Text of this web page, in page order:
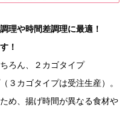
理や時間差調理に最適！
！
ろん、２カゴタイプ
３カゴタイプは受注生産）。
め、揚げ時間が異なる食材や